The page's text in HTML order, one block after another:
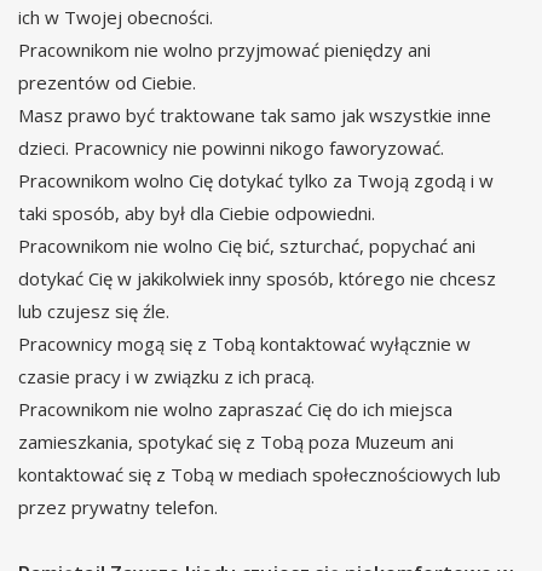
ich w Twojej obecności.
Pracownikom nie wolno przyjmować pieniędzy ani
prezentów od Ciebie.
Masz prawo być traktowane tak samo jak wszystkie inne
dzieci. Pracownicy nie powinni nikogo faworyzować.
Pracownikom wolno Cię dotykać tylko za Twoją zgodą i w
taki sposób, aby był dla Ciebie odpowiedni.
Pracownikom nie wolno Cię bić, szturchać, popychać ani
dotykać Cię w jakikolwiek inny sposób, którego nie chcesz
lub czujesz się źle.
Pracownicy mogą się z Tobą kontaktować wyłącznie w
czasie pracy i w związku z ich pracą.
Pracownikom nie wolno zapraszać Cię do ich miejsca
zamieszkania, spotykać się z Tobą poza Muzeum ani
kontaktować się z Tobą w mediach społecznościowych lub
przez prywatny telefon.